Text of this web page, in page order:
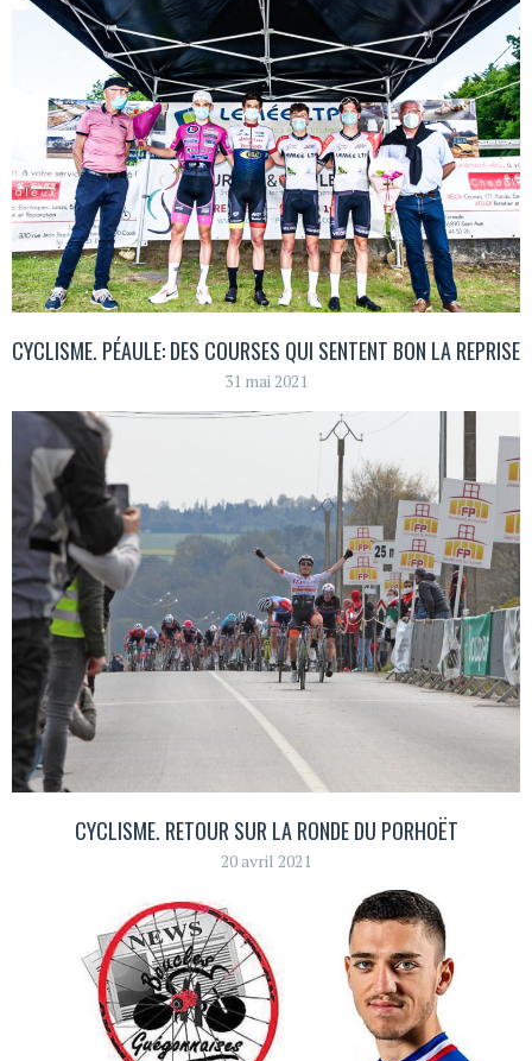
CYCLISME. PÉAULE: DES COURSES QUI SENTENT BON LA REPRISE
31 mai 2021
CYCLISME. RETOUR SUR LA RONDE DU PORHOËT
20 avril 2021